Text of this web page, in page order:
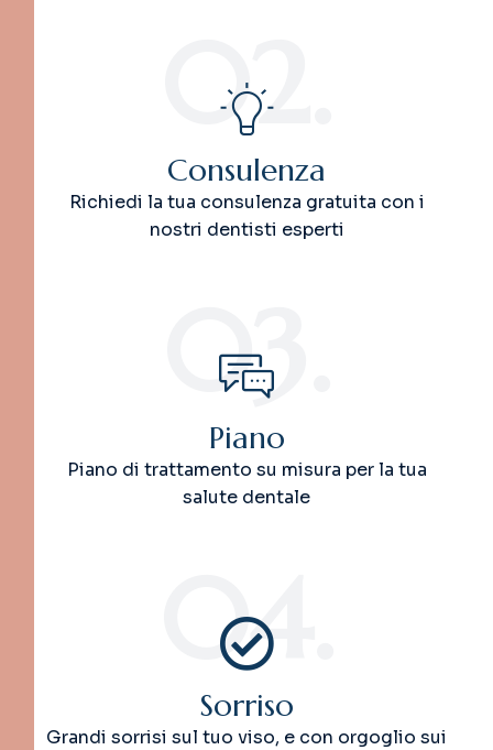
02.
Consulenza
Richiedi la tua consulenza gratuita con i
nostri dentisti esperti
03.
Piano
Piano di trattamento su misura per la tua
salute dentale
04.
Sorriso
Grandi sorrisi sul tuo viso, e con orgoglio sui